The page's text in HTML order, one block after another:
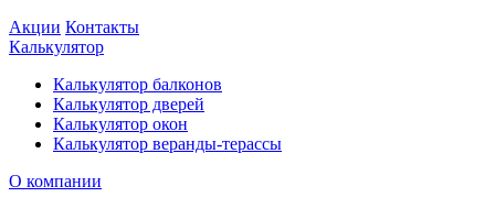
Акции Контакты
Калькулятор
Калькулятор балконов
Калькулятор дверей
Калькулятор окон
Калькулятор веранды-терассы
О компании